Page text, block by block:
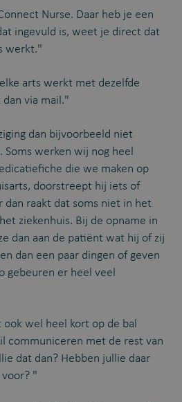
Nurse. Daar heb je een
ingevuld is, weet je direct dat
werkt."
arts werkt met dezelfde
via mail."
dan bijvoorbeeld niet
werken wij nog heel
die we maken op
doorstreept hij iets of
raakt dat soms niet in het
ziekenhuis. Bij de opname in
dan aan de patiënt wat hij of zij
dan een paar dingen of geven
gebeuren er heel veel
wel heel kort op de bal
communiceren met de rest van
dat dan? Hebben jullie daar
"